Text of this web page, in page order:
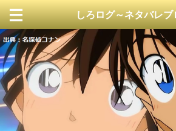
しろログ～ネタバレブ